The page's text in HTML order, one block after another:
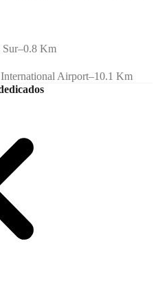
Sur–0.8 Km
Airport–10.1 Km